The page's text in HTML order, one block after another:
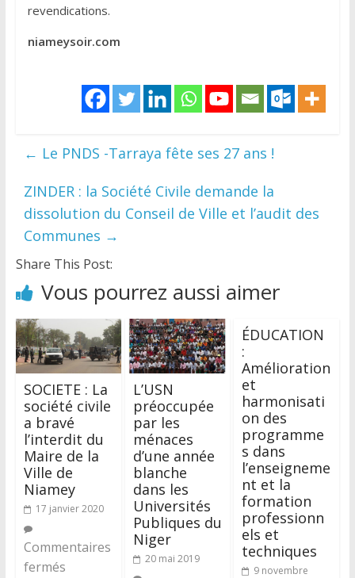
revendications.
niameysoir.com
← Le PNDS -Tarraya fête ses 27 ans !
ZINDER : la Société Civile demande la
dissolution du Conseil de Ville et l’audit des
Communes →
Share This Post:
Vous pourrez aussi aimer
SOCIETE : La
société civile
a bravé
l’interdit du
Maire de la
Ville de
Niamey
17 janvier 2020
Commentaires
fermés
L’USN
préoccupée
par les
ménaces
d’une année
blanche
dans les
Universités
Publiques du
Niger
20 mai 2019
ÉDUCATION
:
Amélioration
et
harmonisati
on des
programme
s dans
l’enseigneme
nt et la
formation
professionn
els et
techniques
9 novembre